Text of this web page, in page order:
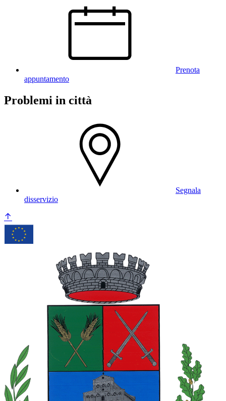
Prenota
appuntamento
Problemi in città
Segnala
disservizio